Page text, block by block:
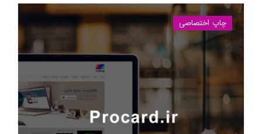
چاپ اختصاصی